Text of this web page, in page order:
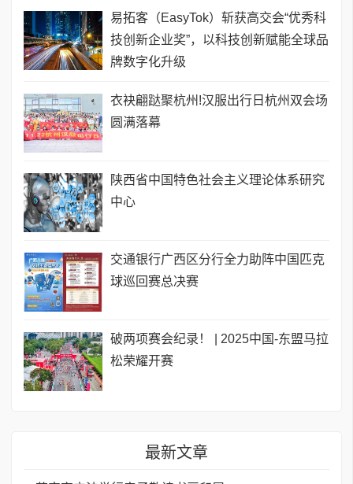
易拓客（EasyTok）斩获高交会“优秀科
技创新企业奖”，以科技创新赋能全球品
牌数字化升级
衣袂翩跶聚杭州!汉服出行日杭州双会场
圆满落幕
陕西省中国特色社会主义理论体系研究
中心
交通银行广西区分行全力助阵中国匹克
球巡回赛总决赛
破两项赛会纪录！ | 2025中国-东盟马拉
松荣耀开赛
最新文章